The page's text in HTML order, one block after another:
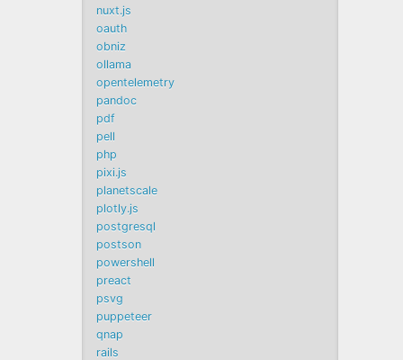
nuxt.js
oauth
obniz
ollama
opentelemetry
pandoc
pdf
pell
php
pixi.js
planetscale
plotly.js
postgresql
postson
powershell
preact
psvg
puppeteer
qnap
rails